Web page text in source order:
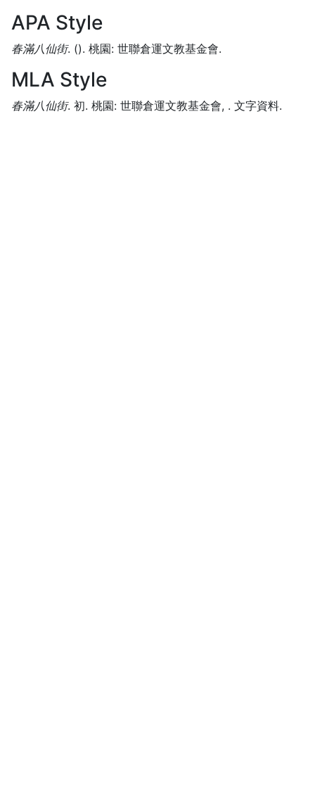
APA Style
春滿八仙街. (). 桃園: 世聯倉運文教基金會.
MLA Style
春滿八仙街. 初. 桃園: 世聯倉運文教基金會, . 文字資料.